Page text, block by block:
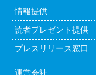
情報提供
読者プレゼント提供
プレスリリース窓口
運営会社